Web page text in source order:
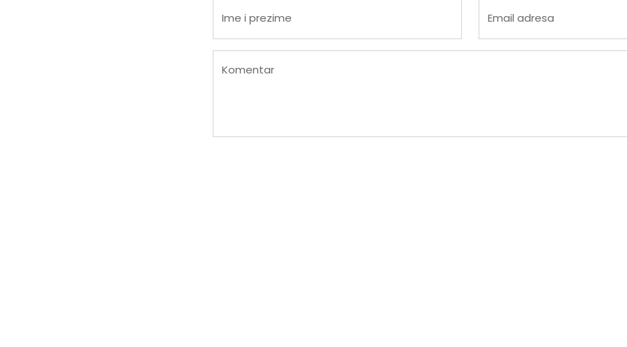
Ime i prezime Email adresa
Komentar